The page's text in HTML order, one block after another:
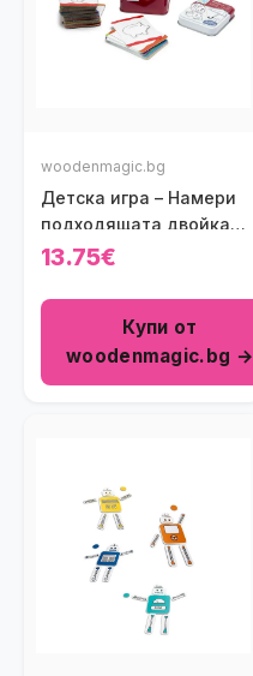
woodenmagic.bg
Детска игра – Намери
подходящата двойка
BS Toys
13.75€
Купи от
woodenmagic.bg →